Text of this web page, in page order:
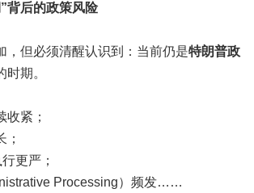
背后的政策风险
，但必须清醒认识到：当前仍是特朗普政
时期。
收紧；
更严；
Processing）频发……